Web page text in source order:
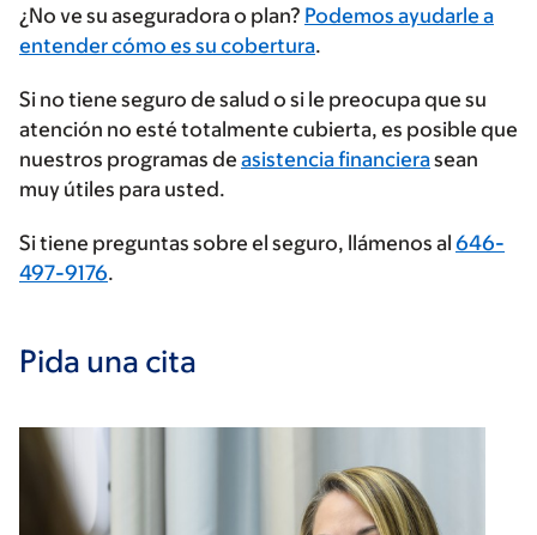
Ingrese
su
de
seguros
¿No ve su aseguradora o plan? Podemos ayudarle a
entender cómo es su cobertura.
Si no tiene seguro de salud o si le preocupa que su
atención no esté totalmente cubierta, es posible que
nuestros programas de asistencia financierasean
muy útiles para usted.
Si tiene preguntas sobre el seguro, llámenos al 646-
497-9176.
Pida una cita